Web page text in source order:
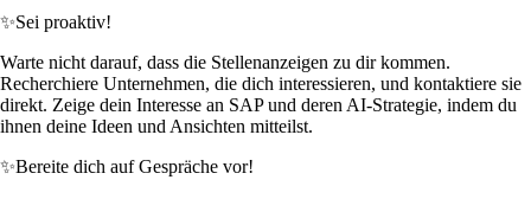
✨Sei proaktiv!
Warte nicht darauf, dass die Stellenanzeigen zu dir kommen.
Recherchiere Unternehmen, die dich interessieren, und kontaktiere sie
direkt. Zeige dein Interesse an SAP und deren AI-Strategie, indem du
ihnen deine Ideen und Ansichten mitteilst.
✨Bereite dich auf Gespräche vor!